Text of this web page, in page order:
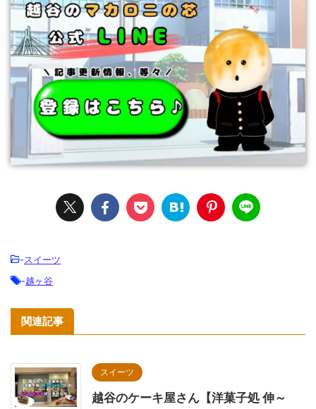
-スイーツ
-越ヶ谷
関連記事
スイーツ
越谷のケーキ屋さん【洋菓子処 伸～